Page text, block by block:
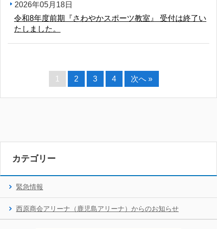
2026年05月18日
令和8年度前期『さわやかスポーツ教室』 受付は終了い
たしました。
1 2 3 4 次へ »
カテゴリー
緊急情報
西原商会アリーナ（鹿児島アリーナ）からのお知らせ